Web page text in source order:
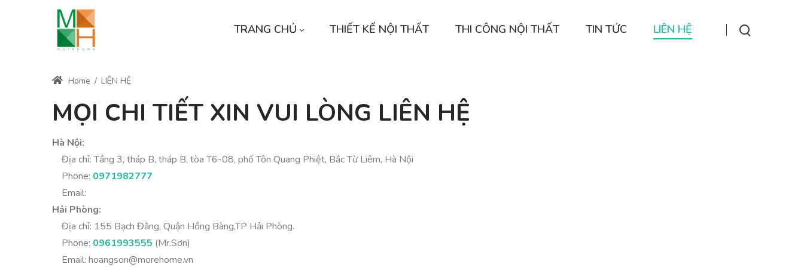
TRANG CHỦ THIẾT KẾ NỘI THẤT THI CÔNG NỘI THẤT TIN TỨC LIÊN HỆ
Home / LIÊN HỆ
MỌI CHI TIẾT XIN VUI LÒNG LIÊN HỆ
Hà Nội:
Địa chỉ: Tầng 3, tháp B, tháp B, tòa T6-08, phố Tôn Quang Phiệt, Bắc Từ Liêm, Hà Nội
Phone: 0971982777
Email:
Hải Phòng:
Địa chỉ: 155 Bạch Đằng, Quận Hồng Bàng,TP Hải Phòng.
Phone: 0961993555 (Mr.Sơn)
Email: hoangson@morehome.vn